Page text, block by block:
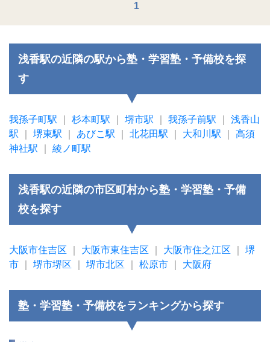
1
浅香駅の近隣の駅から塾・学習塾・予備校を探
す
我孫子町駅 杉本町駅 堺市駅 我孫子前駅
浅香山
駅
堺東駅 あびこ駅 北花田駅 大和川駅
高須
神社駅
綾ノ町駅
浅香駅の近隣の市区町村から塾・学習塾・予備
校を探す
大阪市住吉区 大阪市東住吉区 大阪市住之江区
堺
市
堺市堺区 堺市北区 松原市 大阪府
塾・学習塾・予備校をランキングから探す